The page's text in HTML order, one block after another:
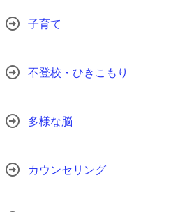
子育て
不登校・ひきこもり
多様な脳
カウンセリング